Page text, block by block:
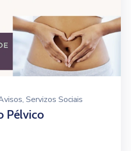
‚ Servizos Sociais
Pélvico